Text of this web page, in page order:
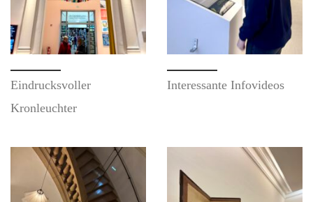
Eindrucksvoller
Kronleuchter
Interessante Infovideos